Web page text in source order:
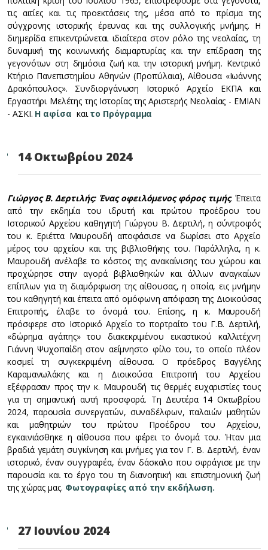
τις αιτίες και τις προεκτάσεις της, μέσα από το πρίσμα της
σύγχρονης ιστορικής έρευνας και της συλλογικής μνήμης. Η
διημερίδα επικεντρώνεται ιδιαίτερα στον ρόλο της νεολαίας, τη
δυναμική της κοινωνικής διαμαρτυρίας και την επίδραση της
γεγονότων στη δημόσια ζωή και την ιστορική μνήμη. Κεντρικό
Κτήριο Πανεπιστημίου Αθηνών (Προπύλαια), Αίθουσα «Ιωάννης
Δρακόπουλος». Συνδιοργάνωση Ιστορικό Αρχείο ΕΚΠΑ και
Εργαστήρι Μελέτης της Ιστορίας της Αριστερής Νεολαίας - ΕΜΙΑΝ
- ΑΣΚΙ. Η αφίσα καιτο Πρόγραμμα
14 Οκτωβρίου 2024
Γιώργος Β. Δερτιλής: Ένας οφειλόμενος φόρος τιμής. Έπειτα
από την εκδημία του ιδρυτή και πρώτου προέδρου του
Ιστορικού Αρχείου καθηγητή Γιώργου Β. Δερτιλή, η σύντροφός
του κ. Εριέττα Μαυρουδή αποφάσισε να δωρίσει στο Αρχείο
μέρος του αρχείου και της βιβλιοθήκης του. Παράλληλα, η κ.
Μαυρουδή ανέλαβε το κόστος της ανακαίνισης του χώρου και
προχώρησε στην αγορά βιβλιοθηκών και άλλων αναγκαίων
επίπλων για τη διαμόρφωση της αίθουσας, η οποία, εις μνήμην
του καθηγητή και έπειτα από ομόφωνη απόφαση της Διοικούσας
Επιτροπής, έλαβε το όνομά του. Επίσης, η κ. Μαυρουδή
πρόσφερε στο Ιστορικό Αρχείο το πορτραίτο του Γ.Β. Δερτιλή,
«δώρημα αγάπης» του διακεκριμένου εικαστικού καλλιτέχνη
Γιάννη Ψυχοπαίδη στον αείμνηστο φίλο του, το οποίο πλέον
κοσμεί τη συγκεκριμένη αίθουσα. Ο πρόεδρος Βαγγέλης
Καραμανωλάκης και η Διοικούσα Επιτροπή του Αρχείου
εξέφρασαν προς την κ. Μαυρουδή τις θερμές ευχαριστίες τους
για τη σημαντική αυτή προσφορά. Τη Δευτέρα 14 Οκτωβρίου
2024, παρουσία συνεργατών, συναδέλφων, παλαιών μαθητών
και μαθητριών του πρώτου Προέδρου του Αρχείου,
εγκαινιάσθηκε η αίθουσα που φέρει το όνομά του. Ήταν μια
βραδιά γεμάτη συγκίνηση και μνήμες για τον Γ. Β. Δερτιλή, έναν
ιστορικό, έναν συγγραφέα, έναν δάσκαλο που σφράγισε με την
παρουσία και το έργο του τη διανοητική και επιστημονική ζωή
της χώρας μας. Φωτογραφίες από την εκδήλωση.
27 Ιουνίου 2024